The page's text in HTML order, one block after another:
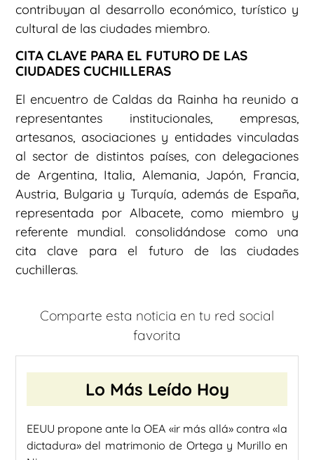
contribuyan al desarrollo económico, turístico y
cultural de las ciudades miembro.
CITA CLAVE PARA EL FUTURO DE LAS
CIUDADES CUCHILLERAS
El encuentro de Caldas da Rainha ha reunido a
representantes institucionales, empresas,
artesanos, asociaciones y entidades vinculadas
al sector de distintos países, con delegaciones
de Argentina, Italia, Alemania, Japón, Francia,
Austria, Bulgaria y Turquía, además de España,
representada por Albacete, como miembro y
referente mundial. consolidándose como una
cita clave para el futuro de las ciudades
cuchilleras.
Comparte esta noticia en tu red social
favorita
Lo Más Leído Hoy
EEUU propone ante la OEA «ir más allá» contra «la
dictadura» del matrimonio de Ortega y Murillo en